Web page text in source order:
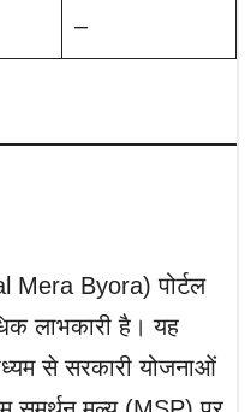
–
Byora) पोर्टल
लाभकारी है। यह
से सरकारी योजनाओं